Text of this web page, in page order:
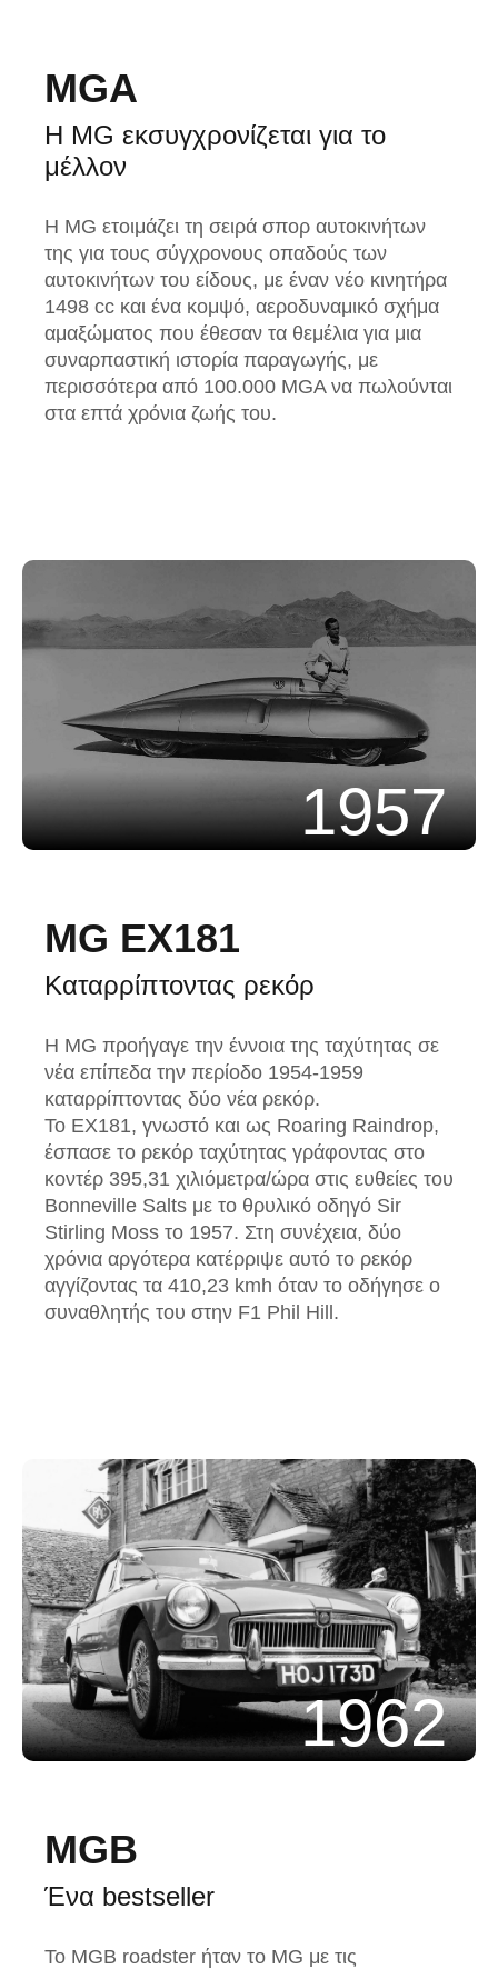
MGA
Η MG εκσυγχρονίζεται για το
μέλλον
Η MG ετοιμάζει τη σειρά σπορ αυτοκινήτων
της για τους σύγχρονους οπαδούς των
αυτοκινήτων του είδους, με έναν νέο κινητήρα
1498 cc και ένα κομψό, αεροδυναμικό σχήμα
αμαξώματος που έθεσαν τα θεμέλια για μια
συναρπαστική ιστορία παραγωγής, με
περισσότερα από 100.000 MGA να πωλούνται
στα επτά χρόνια ζωής του.
1957
MG EX181
Καταρρίπτοντας ρεκόρ
Η MG προήγαγε την έννοια της ταχύτητας σε
νέα επίπεδα την περίοδο 1954-1959
καταρρίπτοντας δύο νέα ρεκόρ.
Το EX181, γνωστό και ως Roaring Raindrop,
έσπασε το ρεκόρ ταχύτητας γράφοντας στο
κοντέρ 395,31 χιλιόμετρα/ώρα στις ευθείες του
Bonneville Salts με το θρυλικό οδηγό Sir
Stirling Moss το 1957. Στη συνέχεια, δύο
χρόνια αργότερα κατέρριψε αυτό το ρεκόρ
αγγίζοντας τα 410,23 kmh όταν το οδήγησε ο
συναθλητής του στην F1 Phil Hill.
1962
MGB
Ένα bestseller
Το MGB roadster ήταν το MG με τις